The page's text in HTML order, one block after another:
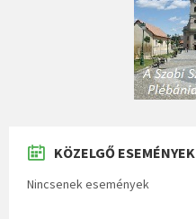
KÖZELGŐ ESEMÉNYEK
Nincsenek események